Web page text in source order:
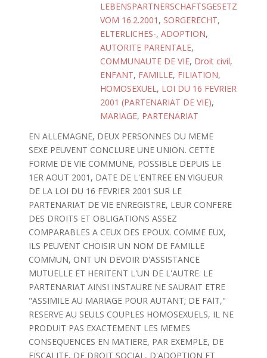
LEBENSPARTNERSCHAFTSGESETZ
VOM 16.2.2001 , SORGERECHT,
ELTERLICHES-, ADOPTION,
AUTORITE PARENTALE,
COMMUNAUTE DE VIE, Droit civil,
ENFANT, FAMILLE, FILIATION,
HOMOSEXUEL, LOI DU 16 FEVRIER
2001 (PARTENARIAT DE VIE),
MARIAGE, PARTENARIAT
EN ALLEMAGNE, DEUX PERSONNES DU MEME
SEXE PEUVENT CONCLURE UNE UNION. CETTE
FORME DE VIE COMMUNE, POSSIBLE DEPUIS LE
1ER AOUT 2001, DATE DE L'ENTREE EN VIGUEUR
DE LA LOI DU 16 FEVRIER 2001 SUR LE
PARTENARIAT DE VIE ENREGISTRE, LEUR CONFERE
DES DROITS ET OBLIGATIONS ASSEZ
COMPARABLES A CEUX DES EPOUX. COMME EUX,
ILS PEUVENT CHOISIR UN NOM DE FAMILLE
COMMUN, ONT UN DEVOIR D'ASSISTANCE
MUTUELLE ET HERITENT L'UN DE L'AUTRE. LE
PARTENARIAT AINSI INSTAURE NE SAURAIT ETRE
"ASSIMILE AU MARIAGE POUR AUTANT; DE FAIT,"
RESERVE AU SEULS COUPLES HOMOSEXUELS, IL NE
PRODUIT PAS EXACTEMENT LES MEMES
CONSEQUENCES EN MATIERE, PAR EXEMPLE, DE
FISCALITE, DE DROIT SOCIAL, D'ADOPTION ET